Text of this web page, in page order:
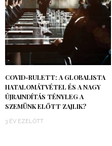
COVID-RULETT: A GLOBALISTA
HATALOMÁTVÉTEL ÉS A NAGY
ÚJRAINDÍTÁS TÉNYLEG A
SZEMÜNK ELŐTT ZAJLIK?
3 ÉV EZELŐTT